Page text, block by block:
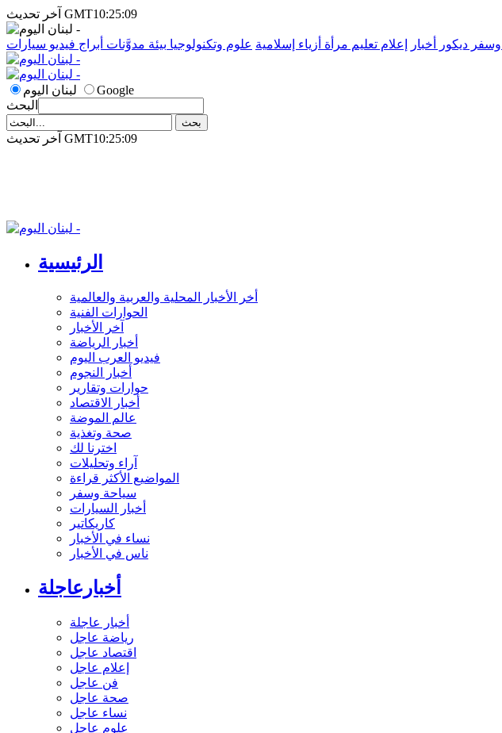
آخر تحديث GMT10:25:09
ديكور أخبار إعلام تعليم مرأة أزياء إسلامية علوم وتكنولوجيا بيئة مدوَّنات أبراج فيديو سيارات
لبنان اليوم
Google
البحث
آخر تحديث GMT10:25:09
الرئيسية
أخر الأخبار المحلية والعربية والعالمية
الحوارات الفنية
آخر الأخبار
أخبار الرياضة
فيديو العرب اليوم
أخبار النجوم
حوارات وتقارير
أخبار الاقتصاد
عالم الموضة
صحة وتغذية
اخترنا لك
آراء وتحليلات
المواضيع الأكثر قراءة
سياحة وسفر
أخبار السيارات
كاريكاتير
نساء في الأخبار
ناس في الأخبار
أخبارعاجلة
أخبار عاجلة
رياضة عاجل
اقتصاد عاجل
إعلام عاجل
فن عاجل
صحة عاجل
نساء عاجل
علوم عاجل